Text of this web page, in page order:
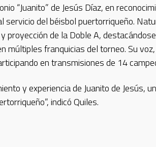
“Juanito” de Jesús Díaz, en
del béisbol puertorriqueño.
proyección de la Doble A,
múltiples franquicias del torneo. Su
en transmisiones de 14
y experiencia de Juanito de Jesús,
indicó Quiles.